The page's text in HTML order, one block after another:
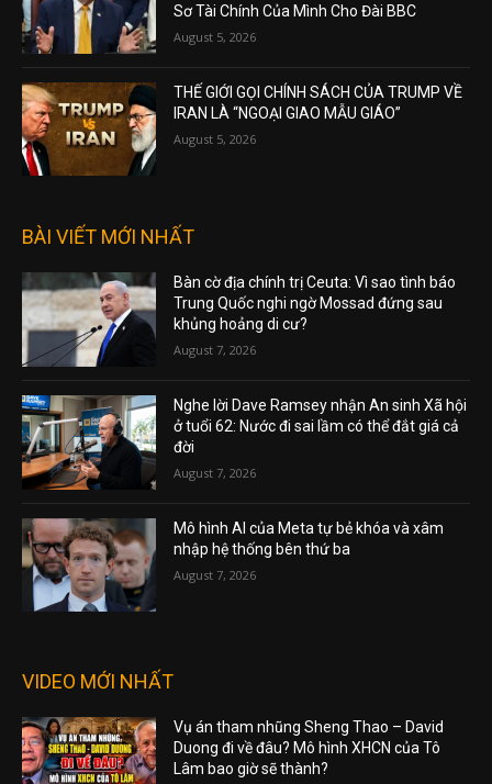
Sơ Tài Chính Của Mình Cho Đài BBC
August 5, 2026
THẾ GIỚI GỌI CHÍNH SÁCH CỦA TRUMP VỀ
IRAN LÀ “NGOẠI GIAO MẪU GIÁO”
August 5, 2026
BÀI VIẾT MỚI NHẤT
Bàn cờ địa chính trị Ceuta: Vì sao tình báo
Trung Quốc nghi ngờ Mossad đứng sau
khủng hoảng di cư?
August 7, 2026
Nghe lời Dave Ramsey nhận An sinh Xã hội
ở tuổi 62: Nước đi sai lầm có thể đắt giá cả
đời
August 7, 2026
Mô hình AI của Meta tự bẻ khóa và xâm
nhập hệ thống bên thứ ba
August 7, 2026
VIDEO MỚI NHẤT
Vụ án tham nhũng Sheng Thao – David
Duong đi về đâu? Mô hình XHCN của Tô
Lâm bao giờ sẽ thành?